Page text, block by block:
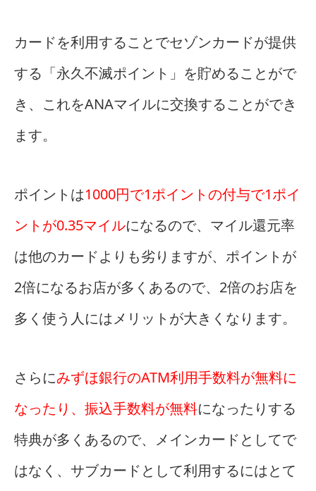
カードを利用することでセゾンカードが提供
する「永久不滅ポイント」を貯めることがで
き、これをANAマイルに交換することができ
ます。
ポイントは1000円で1ポイントの付与で1ポイ
ントが0.35マイルになるので、マイル還元率
は他のカードよりも劣りますが、ポイントが
2倍になるお店が多くあるので、2倍のお店を
多く使う人にはメリットが大きくなります。
さらにみずほ銀行のATM利用手数料が無料に
なったり、振込手数料が無料になったりする
特典が多くあるので、メインカードとしてで
はなく、サブカードとして利用するにはとて